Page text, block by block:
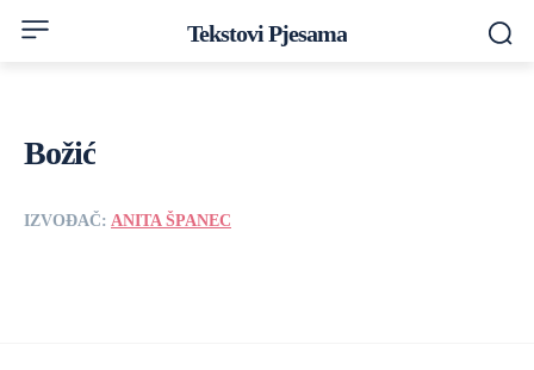
Tekstovi Pjesama
Božić
IZVOĐAČ: ANITA ŠPANEC